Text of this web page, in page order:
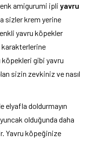
amigurumi ipli yavru
sizler krem yerine
yavru köpekler
gibi yavru
sizin zevkiniz ve nasıl
elyafla doldurmayın
olduğunda daha
Yavru köpeğinize